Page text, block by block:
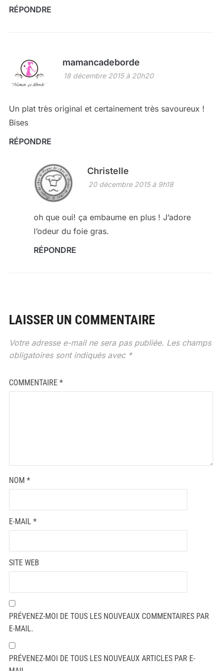
RÉPONDRE
mamancadeborde
18 décembre 2015 à 20h20
Un plat très original et certainement très savoureux !
Bises
RÉPONDRE
Christelle
20 décembre 2015 à 9h18
oh que oui! ça embaume en plus ! J’adore
l’odeur du foie gras.
RÉPONDRE
LAISSER UN COMMENTAIRE
Votre adresse e-mail ne sera pas publiée. Les champs
obligatoires sont indiqués avec *
COMMENTAIRE *
NOM *
E-MAIL *
SITE WEB
PRÉVENEZ-MOI DE TOUS LES NOUVEAUX COMMENTAIRES PAR
E-MAIL.
PRÉVENEZ-MOI DE TOUS LES NOUVEAUX ARTICLES PAR E-